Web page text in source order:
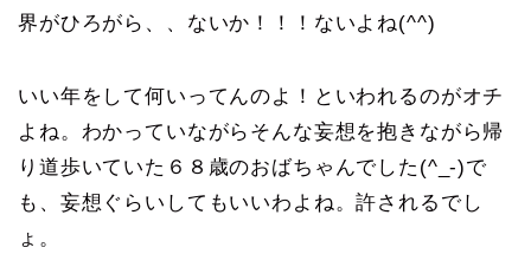
界がひろがら、、ないか！！！ないよね(^^)
いい年をして何いってんのよ！といわれるのがオチ
よね。わかっていながらそんな妄想を抱きながら帰
り道歩いていた６８歳のおばちゃんでした(^_-)で
も、妄想ぐらいしてもいいわよね。許されるでし
ょ。